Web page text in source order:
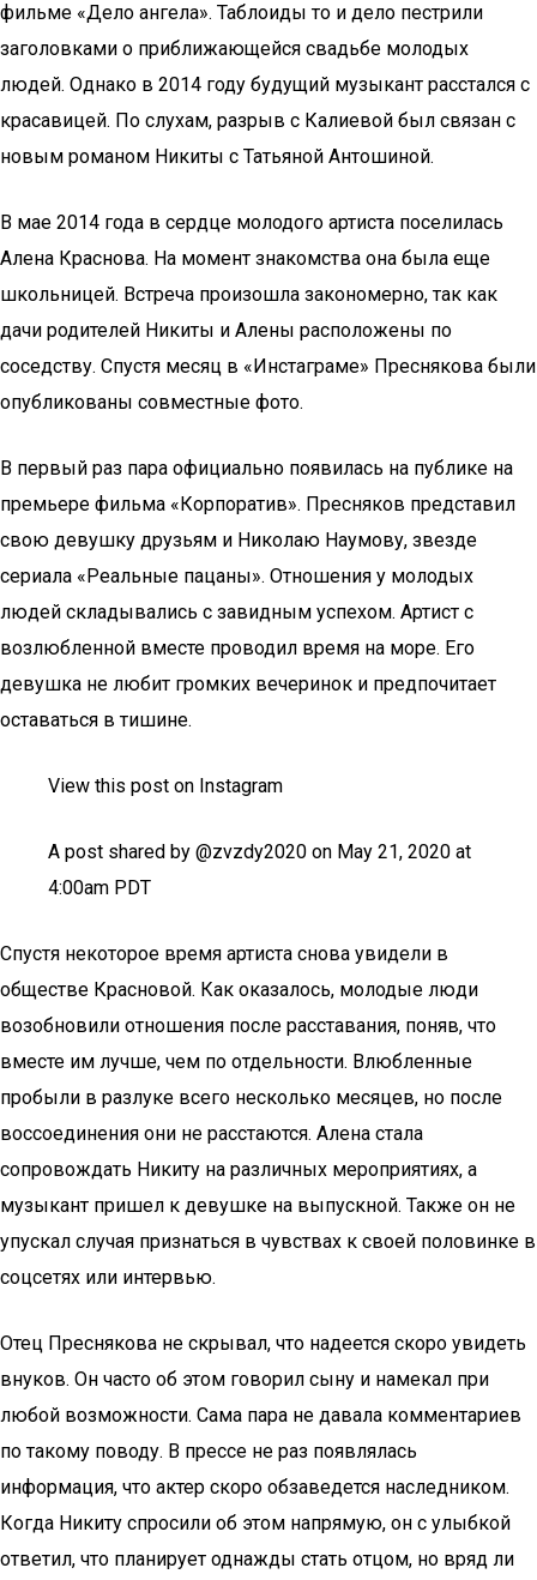
фильме «Дело ангела». Таблоиды то и дело пестрили
заголовками о приближающейся свадьбе молодых
людей. Однако в 2014 году будущий музыкант расстался с
красавицей. По слухам, разрыв с Калиевой был связан с
новым романом Никиты с Татьяной Антошиной.
В мае 2014 года в сердце молодого артиста поселилась
Алена Краснова. На момент знакомства она была еще
школьницей. Встреча произошла закономерно, так как
дачи родителей Никиты и Алены расположены по
соседству. Спустя месяц в «Инстаграме» Преснякова были
опубликованы совместные фото.
В первый раз пара официально появилась на публике на
премьере фильма «Корпоратив». Пресняков представил
свою девушку друзьям и Николаю Наумову, звезде
сериала «Реальные пацаны». Отношения у молодых
людей складывались с завидным успехом. Артист с
возлюбленной вместе проводил время на море. Его
девушка не любит громких вечеринок и предпочитает
оставаться в тишине.
View this post on Instagram
A post shared by @zvzdy2020 on May 21, 2020 at
4:00am PDT
Спустя некоторое время артиста снова увидели в
обществе Красновой. Как оказалось, молодые люди
возобновили отношения после расставания, поняв, что
вместе им лучше, чем по отдельности. Влюбленные
пробыли в разлуке всего несколько месяцев, но после
воссоединения они не расстаются. Алена стала
сопровождать Никиту на различных мероприятиях, а
музыкант пришел к девушке на выпускной. Также он не
упускал случая признаться в чувствах к своей половинке в
соцсетях или интервью.
Отец Преснякова не скрывал, что надеется скоро увидеть
внуков. Он часто об этом говорил сыну и намекал при
любой возможности. Сама пара не давала комментариев
по такому поводу. В прессе не раз появлялась
информация, что актер скоро обзаведется наследником.
Когда Никиту спросили об этом напрямую, он с улыбкой
ответил, что планирует однажды стать отцом, но вряд ли